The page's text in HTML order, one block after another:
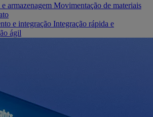
armazenagem Movimentação de materiais
e integração Integração rápida e
ágil